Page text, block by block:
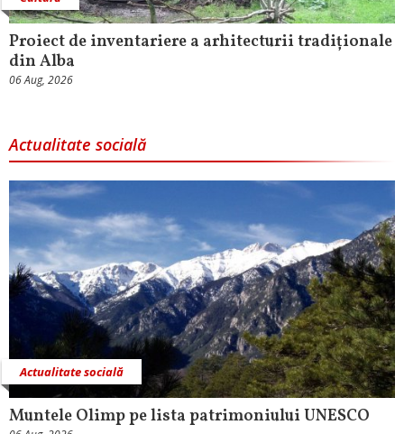
Proiect de inventariere a arhitecturii tradiționale
din Alba
06 Aug, 2026
Actualitate socială
Actualitate socială
Muntele Olimp pe lista patrimoniului UNESCO